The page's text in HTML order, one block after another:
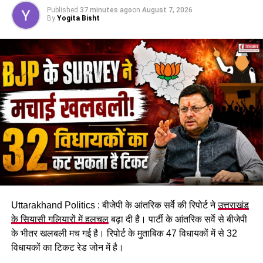
स्थानों पर आवश्यक व्यवस्थाएं
सुनिश्चित की जा रही हैं।
RELATED TOPICS:
UP NEXT
Dehradun DM disaster management meeting :
जिलाधिकारी डॉ. आशीष चौहान ने बुलाई आपात बैठक , मानसून से
पहले व्यवस्थाएं दुरुस्त करने के दिए निर्देश..
DON'T MISS
मुख्यमंत्री पुष्कर सिंह धामी ने बालिकाओं के साथ प्रधानमंत्री के मन
की बात के 134 वें संस्करण को सुना..
Published 37 minutes agoon August 7, 2026
By Yogita Bisht
Uttarakhand Politics : बीजेपी के आंतरिक सर्वे की रिपोर्ट नेउत्तराखंड
के सियासी गलियारों में हलचलबढ़ा दी है। पार्टी के आंतरिक सर्वे से बीजेपी
के भीतर खलबली मच गई है। रिपोर्ट के मुताबिक 47 विधायकों में से 32
विधायकों का टिकट रेड जोन में है।